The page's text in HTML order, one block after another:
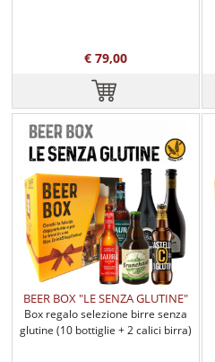
€ 79,00
BEER BOX "LE SENZA GLUTINE"
Box regalo selezione birre senza
glutine (10 bottiglie + 2 calici birra)